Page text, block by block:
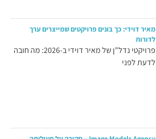
מאיר דוידי: כך בונים פרויקטים שמייצרים ערך
לדורות
פרויקטי נדל"ן של מאיר דוידי ב-2026: מה חובה
לדעת לפני